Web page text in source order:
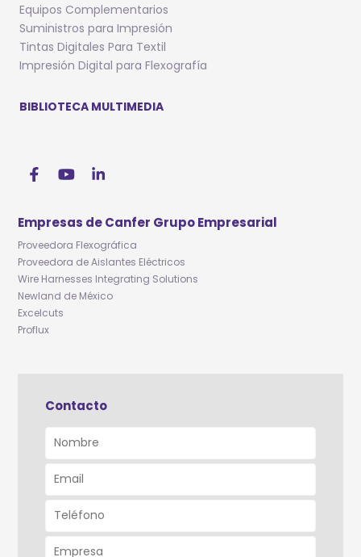
Equipos Complementarios
Suministros para Impresión
Tintas Digitales Para Textil
Impresión Digital para Flexografía
BIBLIOTECA MULTIMEDIA
Empresas de Canfer Grupo Empresarial
Proveedora Flexográfica
Proveedora de Aislantes Eléctricos
Wire Harnesses Integrating Solutions
Newland de México
Excelcuts
Proflux
Contacto